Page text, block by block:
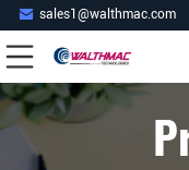
sales1@walthmac.com